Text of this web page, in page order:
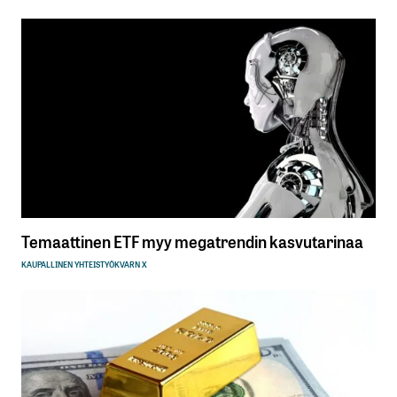
Temaattinen ETF myy megatrendin kasvutarinaa
KAUPALLINEN YHTEISTYÖKVARN X